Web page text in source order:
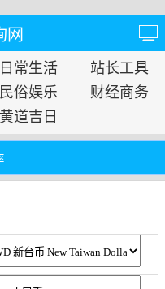
网
日常生活
站长工具
民俗娱乐
财经商务
黄道吉日